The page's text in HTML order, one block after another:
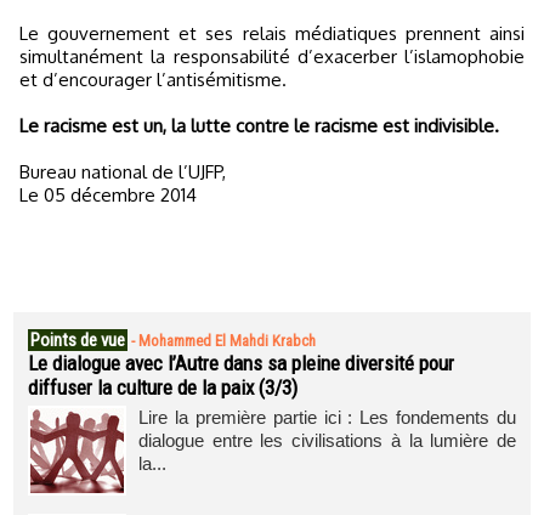
Le gouvernement et ses relais médiatiques prennent ainsi
simultanément la responsabilité d’exacerber l’islamophobie
et d’encourager l’antisémitisme.
Le racisme est un, la lutte contre le racisme est indivisible.
Bureau national de l’UJFP,
Le 05 décembre 2014
Points de vue - Mohammed El Mahdi Krabch
Le dialogue avec l’Autre dans sa pleine diversité pour
diffuser la culture de la paix (3/3)
Lire la première partie ici : Les fondements du
dialogue entre les civilisations à la lumière de
la...